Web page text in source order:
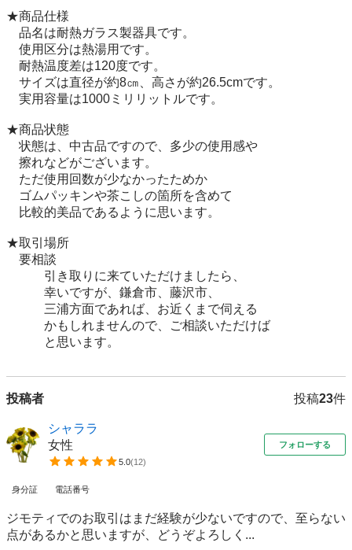
★商品仕様
品名は耐熱ガラス製器具です。
使用区分は熱湯用です。
耐熱温度差は120度です。
サイズは直径が約8㎝、高さが約26.5cmです。
実用容量は1000ミリリットルです。
★商品状態
状態は、中古品ですので、多少の使用感や
擦れなどがございます。
ただ使用回数が少なかったためか
ゴムパッキンや茶こしの箇所を含めて
比較的美品であるように思います。
★取引場所
要相談
引き取りに来ていただけましたら、
幸いですが、鎌倉市、藤沢市、
三浦方面であれば、お近くまで伺える
かもしれませんので、ご相談いただけば
と思います。
投稿者 投稿23件
シャララ
女性
5.0(12)
フォローする
身分証 電話番号
ジモティでのお取引はまだ経験が少ないですので、至らない
点があるかと思いますが、どうぞよろしく...